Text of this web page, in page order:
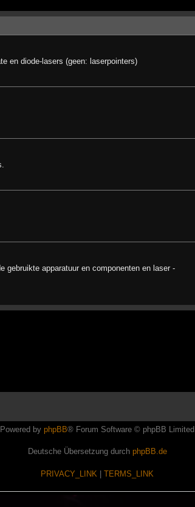
en diode-lasers (geen: laserpointers)
gebruikte apparatuur en componenten en laser -
Powered by phpBB® Forum Software © phpBB Limited
Deutsche Übersetzung durch phpBB.de
PRIVACY_LINK TERMS_LINK